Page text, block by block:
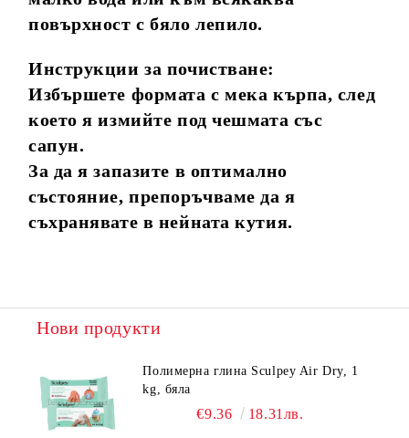
повърхност с бяло лепило.
Инструкции за почистване:
Избършете формата с мека кърпа, след
което я измийте под чешмата със
сапун.
За да я запазите в оптимално
състояние, препоръчваме да я
съхранявате в нейната кутия.
Нови продукти
Полимерна глина Sculpey Air Dry, 1
kg, бяла
€9.36 18.31лв.